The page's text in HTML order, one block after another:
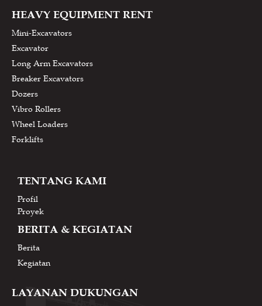
HEAVY EQUIPMENT RENT
Mini-Excavators
Excavator
Long Arm Excavators
Breaker Excavators
Dozers
Vibro Rollers
Wheel Loaders
Forklifts
TENTANG KAMI
Profil
Proyek
BERITA & KEGIATAN
Berita
Kegiatan
LAYANAN DUKUNGAN